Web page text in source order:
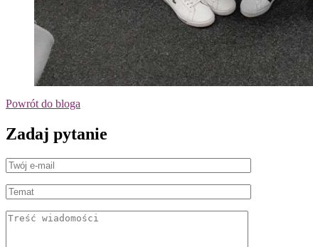
Powrót do bloga
Zadaj pytanie